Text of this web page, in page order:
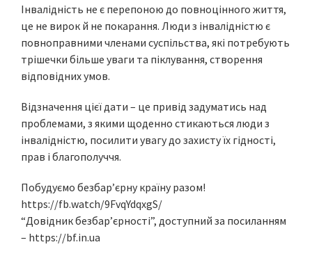
Інвалідність не є перепоною до повноцінного життя,
це не вирок й не покарання. Люди з інвалідністю є
повноправними членами суспільства, які потребують
трішечки більше уваги та піклування, створення
відповідних умов.
Відзначення цієї дати – це привід задуматись над
проблемами, з якими щоденно стикаються люди з
інвалідністю, посилити увагу до захисту їх гідності,
прав і благополуччя.
Побудуємо безбар’єрну країну разом!
https://fb.watch/9FvqYdqxgS/
“Довідник безбар’єрності”, доступний за посиланням
– https://bf.in.ua